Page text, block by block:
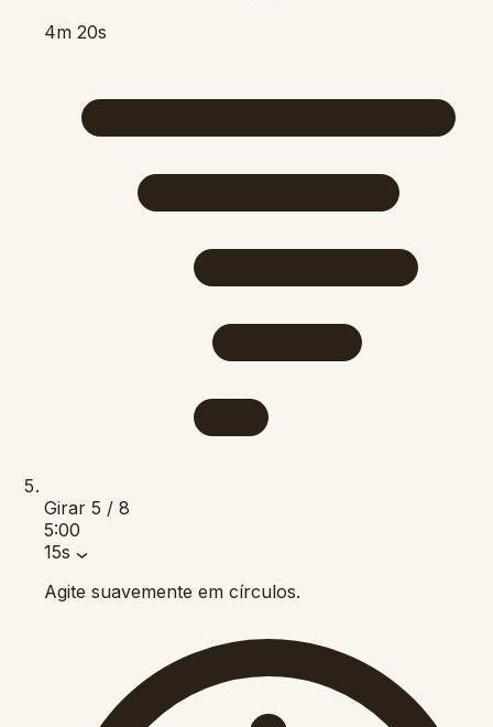
4m 20s
Girar 5 / 8
5:00
15s
Agite suavemente em círculos.